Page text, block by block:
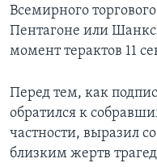
Всемирного
Пентагоне или
момент терактов 11
Перед тем, как
обратился к
частности, выразил
близким жертв